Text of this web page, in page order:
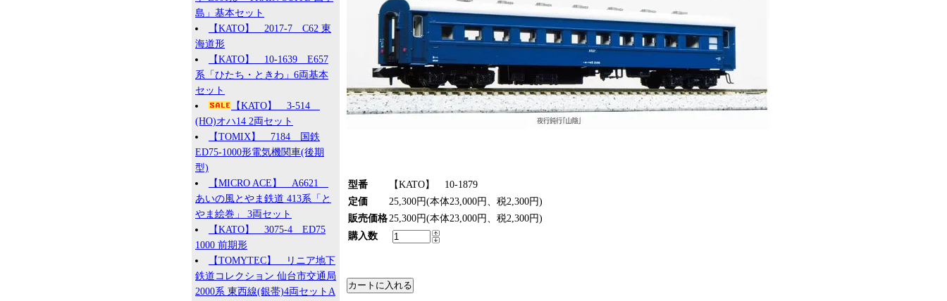
島」基本セット
【KATO】 2017-7 C62 東
海道形
【KATO】 10-1639 E657
系「ひたち・ときわ」6両基本
セット
【KATO】 3-514
(HO)オハ14 2両セット
【TOMIX】 7184 国鉄
ED75-1000形電気機関車(後期
型)
【MICRO ACE】 A6621
あいの風とやま鉄道 413系「と
やま絵巻」 3両セット
【KATO】 3075-4 ED75
1000 前期形
【TOMYTEC】 リニア地下
鉄道コレクション 仙台市交通局
2000系 東西線(銀帯)4両セットA
型番
【KATO】 10-1879
定価
25,300円(本体23,000円、税2,300円)
販売価格25,300円(本体23,000円、税2,300円)
購入数